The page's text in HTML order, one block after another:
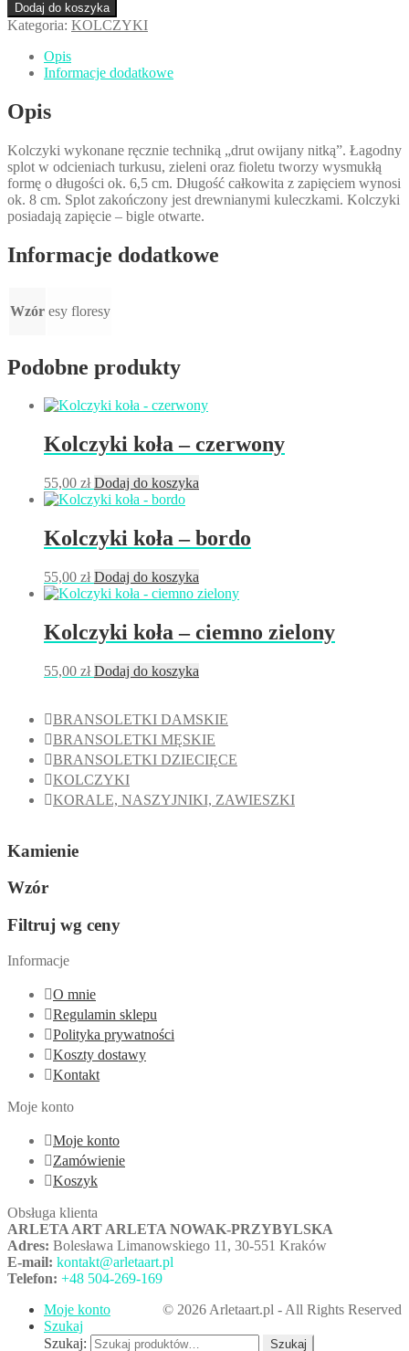
Dodaj do koszyka
Kategoria: KOLCZYKI
Opis
Informacje dodatkowe
Opis
Kolczyki wykonane ręcznie techniką „drut owijany nitką”. Łagodny
splot w odcieniach turkusu, zieleni oraz fioletu tworzy wysmukłą
formę o długości ok. 6,5 cm. Długość całkowita z zapięciem wynosi
ok. 8 cm. Splot zakończony jest drewnianymi kuleczkami. Kolczyki
posiadają zapięcie – bigle otwarte.
Informacje dodatkowe
Wzór esy floresy
Podobne produkty
Kolczyki koła – czerwony
55,00 zł Dodaj do koszyka
Kolczyki koła – bordo
55,00 zł Dodaj do koszyka
Kolczyki koła – ciemno zielony
55,00 zł Dodaj do koszyka
BRANSOLETKI DAMSKIE
BRANSOLETKI MĘSKIE
BRANSOLETKI DZIECIĘCE
KOLCZYKI
KORALE, NASZYJNIKI, ZAWIESZKI
Kamienie
Wzór
Filtruj wg ceny
Informacje
O mnie
Regulamin sklepu
Polityka prywatności
Koszty dostawy
Kontakt
Moje konto
Moje konto
Zamówienie
Koszyk
Obsługa klienta
ARLETA ART ARLETA NOWAK-PRZYBYLSKA
Adres: Bolesława Limanowskiego 11, 30-551 Kraków
E-mail: kontakt@arletaart.pl
Telefon: +48 504-269-169
© 2026 Arletaart.pl - All Rights Reserved
Moje konto
Szukaj
Szukaj:
Szukaj